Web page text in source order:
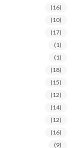
(16)
(10)
(17)
(1)
(1)
(18)
(15)
(12)
(14)
(12)
(16)
(9)